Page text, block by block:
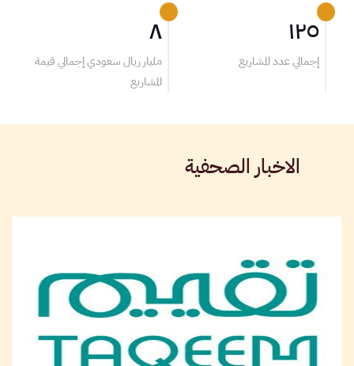
١٢٥
إجمالي عدد المشاريع
٨
مليار ريال سعودي إجمالي قيمة
المشاريع
الاخبار الصحفية